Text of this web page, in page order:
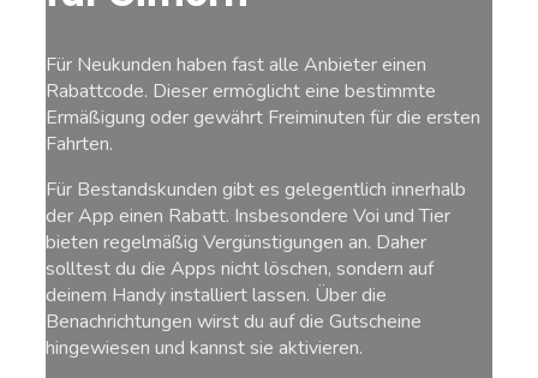
Für Neukunden haben fast alle Anbieter einen
Rabattcode. Dieser ermöglicht eine bestimmte
Ermäßigung oder gewährt Freiminuten für die ersten
Fahrten.
Für Bestandskunden gibt es gelegentlich innerhalb
der App einen Rabatt. Insbesondere Voi und Tier
bieten regelmäßig Vergünstigungen an. Daher
solltest du die Apps nicht löschen, sondern auf
deinem Handy installiert lassen. Über die
Benachrichtungen wirst du auf die Gutscheine
hingewiesen und kannst sie aktivieren.